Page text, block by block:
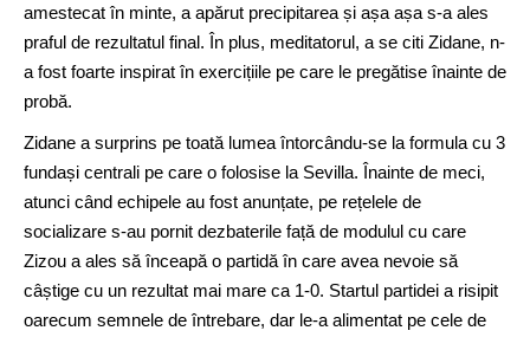
amestecat în minte, a apărut precipitarea și așa așa s-a ales
praful de rezultatul final. În plus, meditatorul, a se citi Zidane, n-
a fost foarte inspirat în exercițiile pe care le pregătise înainte de
probă.
Zidane a surprins pe toată lumea întorcându-se la formula cu 3
fundași centrali pe care o folosise la Sevilla. Înainte de meci,
atunci când echipele au fost anunțate, pe rețelele de
socializare s-au pornit dezbaterile față de modulul cu care
Zizou a ales să înceapă o partidă în care avea nevoie să
câștige cu un rezultat mai mare ca 1-0. Startul partidei a risipit
oarecum semnele de întrebare, dar le-a alimentat pe cele de